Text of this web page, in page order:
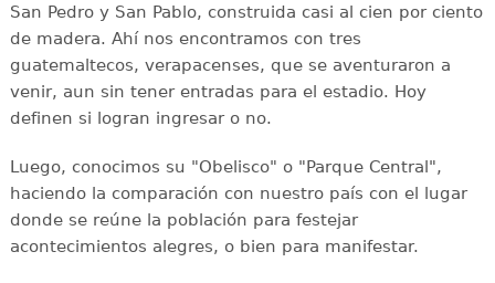
San Pedro y San Pablo, construida casi al cien por ciento
de madera. Ahí nos encontramos con tres
guatemaltecos, verapacenses, que se aventuraron a
venir, aun sin tener entradas para el estadio. Hoy
definen si logran ingresar o no.
Luego, conocimos su "Obelisco" o "Parque Central",
haciendo la comparación con nuestro país con el lugar
donde se reúne la población para festejar
acontecimientos alegres, o bien para manifestar.